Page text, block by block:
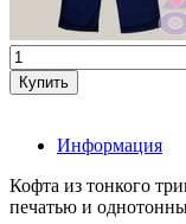
Информация
Кофта из тонкого
печатью и